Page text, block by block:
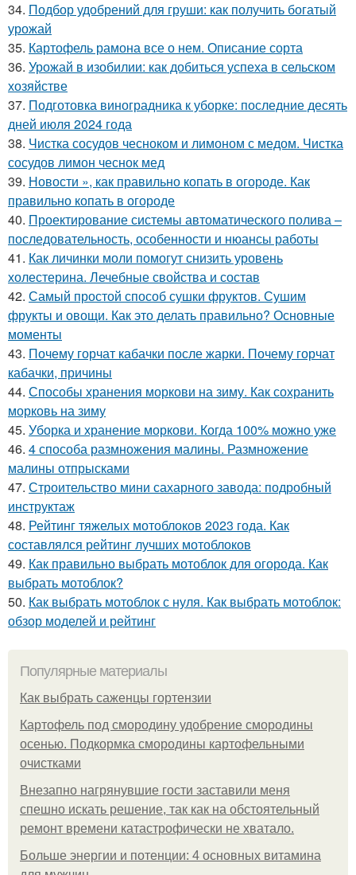
34. Подбор удобрений для груши: как получить богатый
урожай
35. Картофель рамона все о нем. Описание сорта
36. Урожай в изобилии: как добиться успеха в сельском
хозяйстве
37. Подготовка виноградника к уборке: последние десять
дней июля 2024 года
38. Чистка сосудов чесноком и лимоном с медом. Чистка
сосудов лимон чеснок мед
39. Новости », как правильно копать в огороде. Как
правильно копать в огороде
40. Проектирование системы автоматического полива –
последовательность, особенности и нюансы работы
41. Как личинки моли помогут снизить уровень
холестерина. Лечебные свойства и состав
42. Самый простой способ сушки фруктов. Сушим
фрукты и овощи. Как это делать правильно? Основные
моменты
43. Почему горчат кабачки после жарки. Почему горчат
кабачки, причины
44. Способы хранения моркови на зиму. Как сохранить
морковь на зиму
45. Уборка и хранение моркови. Когда 100% можно уже
46. 4 способа размножения малины. Размножение
малины отпрысками
47. Строительство мини сахарного завода: подробный
инструктаж
48. Рейтинг тяжелых мотоблоков 2023 года. Как
составлялся рейтинг лучших мотоблоков
49. Как правильно выбрать мотоблок для огорода. Как
выбрать мотоблок?
50. Как выбрать мотоблок с нуля. Как выбрать мотоблок:
обзор моделей и рейтинг
Популярные материалы
Как выбрать саженцы гортензии
Картофель под смородину удобрение смородины
осенью. Подкормка смородины картофельными
очистками
Внезапно нагрянувшие гости заставили меня
спешно искать решение, так как на обстоятельный
ремонт времени катастрофически не хватало.
Больше энергии и потенции: 4 основных витамина